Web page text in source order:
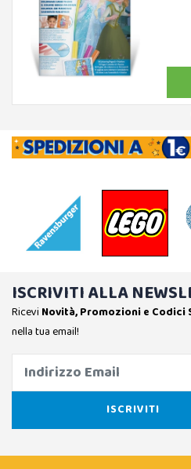
ISCRIVITI ALLA
Ricevi Novità, Promozioni e Codici
nella tua email!